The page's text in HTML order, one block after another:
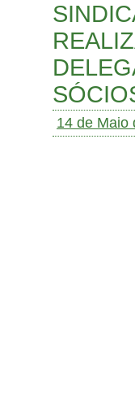
14 de Maio